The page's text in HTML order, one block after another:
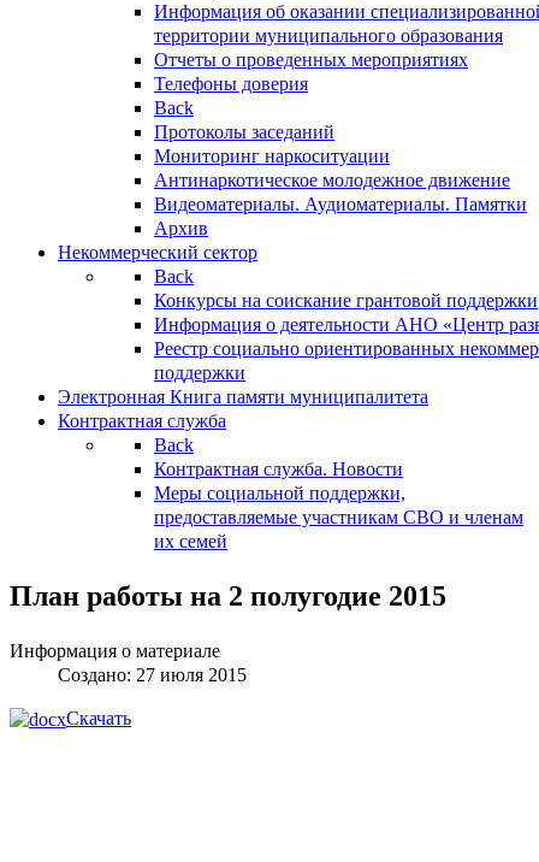
Информация об оказании
территории муниципального образования
Отчеты о проведенных мероприятиях
Телефоны доверия
Back
Протоколы заседаний
Мониторинг наркоситуации
Антинаркотическое молодежное движение
Видеоматериалы. Аудиоматериалы. Памятки
Архив
Некоммерческий сектор
Back
Конкурсы на соискание грантовой поддержки
Информация о деятельности АНО «Центр
Реестр социально ориентированных
поддержки
Электронная Книга памяти муниципалитета
Контрактная служба
Back
Контрактная служба. Новости
Меры социальной поддержки,
предоставляемые участникам СВО и членам
их семей
План работы на 2 полугодие 2015
Информация о материале
Создано: 27 июля 2015
Скачать